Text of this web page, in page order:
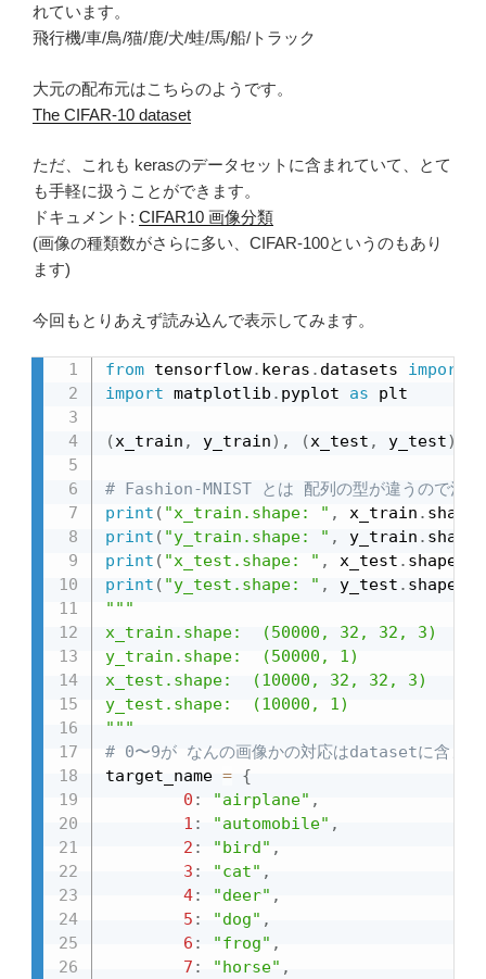
れています。
飛行機/車/鳥/猫/鹿/犬/蛙/馬/船/トラック
大元の配布元はこちらのようです。
The CIFAR-10 dataset
ただ、これも kerasのデータセットに含まれていて、とて
も手軽に扱うことができます。
ドキュメント: CIFAR10 画像分類
(画像の種類数がさらに多い、CIFAR-100というのもあり
ます)
今回もとりあえず読み込んで表示してみます。
from tensorflow. keras . datasets import
import matplotlib . pyplot as plt
(x_train , y_train) , (x_test , y_test)
# Fashion-MNIST とは 配列の型が違うので注意
print ( "x_train.shape: " , x_train . shape
print ( "y_train.shape: " , y_train . shape
print ( "x_test.shape: " , x_test . shape
print ( "y_test.shape: " , y_test . shape
"""
x_train.shape:  (50000, 32, 32, 3)
y_train.shape:  (50000, 1)
x_test.shape:  (10000, 32, 32, 3)
y_test.shape:  (10000, 1)
"""
# 0〜9が なんの画像かの対応はdatasetに含まれ
target_name = {
0 : "airplane" ,
1 : "automobile" ,
2 : "bird" ,
3 : "cat" ,
4: "deer" ,
5 : "dog" ,
6 : "frog" ,
7 : "horse" ,